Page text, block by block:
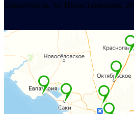
Севастополь, ул. Индустриальная, 26